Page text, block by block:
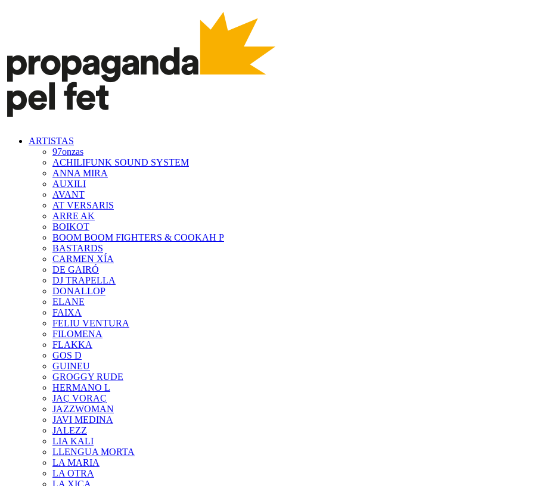
ARTISTAS
97onzas
ACHILIFUNK SOUND SYSTEM
ANNA MIRA
AUXILI
AVANT
AT VERSARIS
ARRE AK
BOIKOT
BOOM BOOM FIGHTERS & COOKAH P
BASTARDS
CARMEN XÍA
DE GAIRÓ
DJ TRAPELLA
DONALLOP
ELANE
FAIXA
FELIU VENTURA
FILOMENA
FLAKKA
GOS D
GUINEU
GROGGY RUDE
HERMANO L
JAÇ VORAÇ
JAZZWOMAN
JAVI MEDINA
JALEZZ
LIA KALI
LLENGUA MORTA
LA MARIA
LA OTRA
LA XICA